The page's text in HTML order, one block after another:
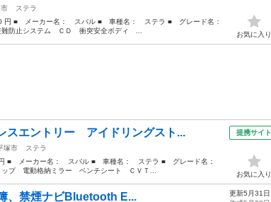
ステラ
円 ■ メーカー名： スバル ■ 車種名： ステラ ■ グレード名：
防止システム ＣＤ 衝突安全ボディ ...
お気に入り
エントリー アイドリングスト...
塚市
ステラ
■ メーカー名： スバル ■ 車種名： ステラ ■ グレード名：
プ 電動格納ミラー ベンチシート ＣＶＴ...
提携サイト
お気に入り
、禁煙ナビBluetooth E...
更新5月31日